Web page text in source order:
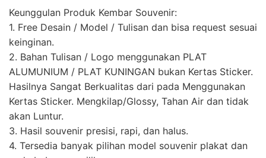
Keunggulan Produk Kembar Souvenir:
1. Free Desain / Model / Tulisan dan bisa request sesuai
keinginan.
2. Bahan Tulisan / Logo menggunakan PLAT
ALUMUNIUM / PLAT KUNINGAN bukan Kertas Sticker.
Hasilnya Sangat Berkualitas dari pada Menggunakan
Kertas Sticker. Mengkilap/Glossy, Tahan Air dan tidak
akan Luntur.
3. Hasil souvenir presisi, rapi, dan halus.
4. Tersedia banyak pilihan model souvenir plakat dan